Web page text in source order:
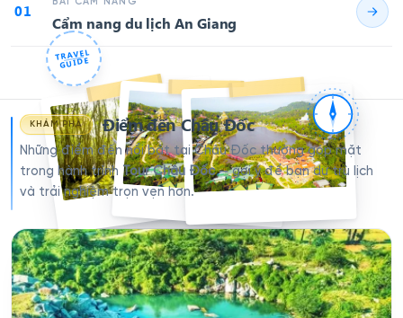
TRAVEL
GUIDE
01
Cẩm nang du lịch An Giang
KHÁM PHÁ Điểm đến Châu Đốc
Những điểm đến nổi bật tại Châu Đốc thường góp mặt
trong hành trình Tour Châu Đốc— gợi ý để bạn dự trù lịch
và trải nghiệm trọn vẹn hơn.